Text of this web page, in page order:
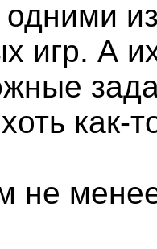
одними
игр. А
как-
не